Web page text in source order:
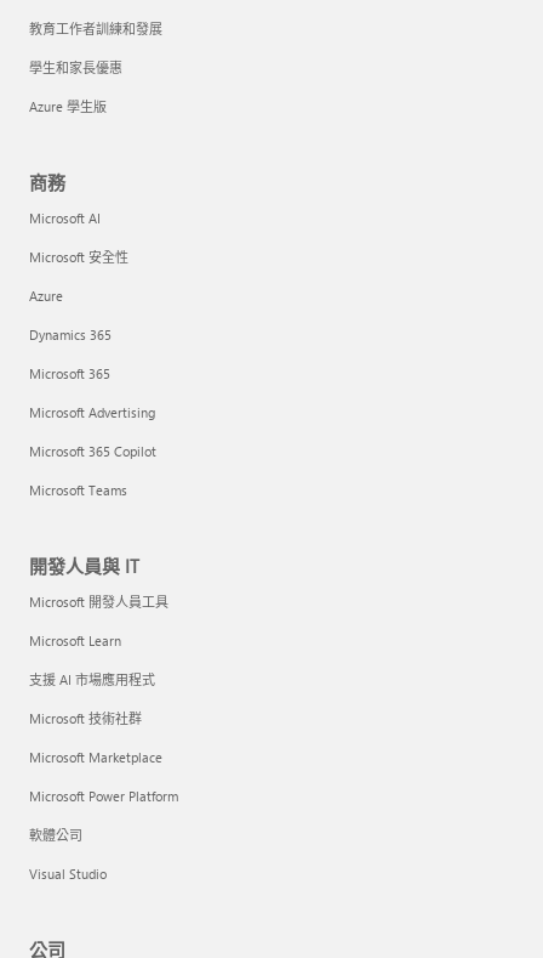
教育工作者訓練和發展
學生和家長優惠
Azure 學生版
商務
Microsoft AI
Microsoft 安全性
Azure
Dynamics 365
Microsoft 365
Microsoft Advertising
Microsoft 365 Copilot
Microsoft Teams
開發人員與 IT
Microsoft 開發人員工具
Microsoft Learn
支援 AI 市場應用程式
Microsoft 技術社群
Microsoft Marketplace
Microsoft Power Platform
軟體公司
Visual Studio
公司